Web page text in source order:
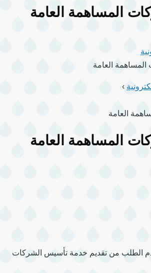
المساهمة العامة
العامة
›
العامة
المساهمة العامة
الطلب من تقديم خدمة تأسيس الشركات